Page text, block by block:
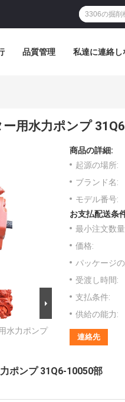
品質管理 私達に連絡し
用水力ポンプ
水力ポンプ
商品の詳細:
起源の場所:
ブランド名:
モデル番号:
お支払配送条
最小注文数
価格:
パッケージ
受渡し時間:
支払条件:
供給の能力:
連絡先
ポンプ 31Q6-10050部